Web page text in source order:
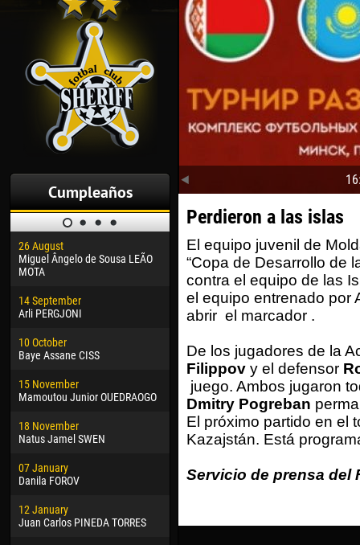
Cumpleaños
26 August
Miguel Ângelo de Sousa LEÃO
MOTA
14 September
Arli PERGJONI
10 October
Baye Assane CISS
15 November
Mamoutou Junior OUEDRAOGO
18 November
Natus Jamel SWEN
07 January
Danila FOROV
12 January
Juan Carlos PINEDA TORRES
30 January
Dhoraso Moreo KLAS
24 February
Vladislav COSTIN
Veaceslav COZMA
09 March
Emmanuel AFETSE
20 March
Jayder Moreno ASPRILLA
Samba KONÉ
04
13
24
28
Perdieron a las islas
El equipo juvenil de
“Copa de Desarrollo de
contra el equipo de las
el equipo entrenado por
abrir el marcador .
De los jugadores de la
Filippov y el defensor
juego. Ambos jugaron
Dmitry Pogreban
El próximo partido en el
Kazajstán. Está
Servicio de prensa del